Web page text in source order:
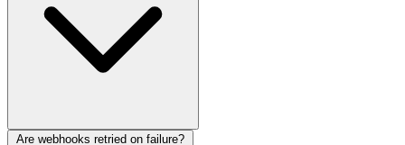
Are webhooks retried on failure?